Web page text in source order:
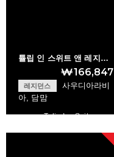
튤립 인 스위트 앤 레지…
₩166,847
레지던스
사우디아라비
아, 담맘
Tulip Inn Suites …